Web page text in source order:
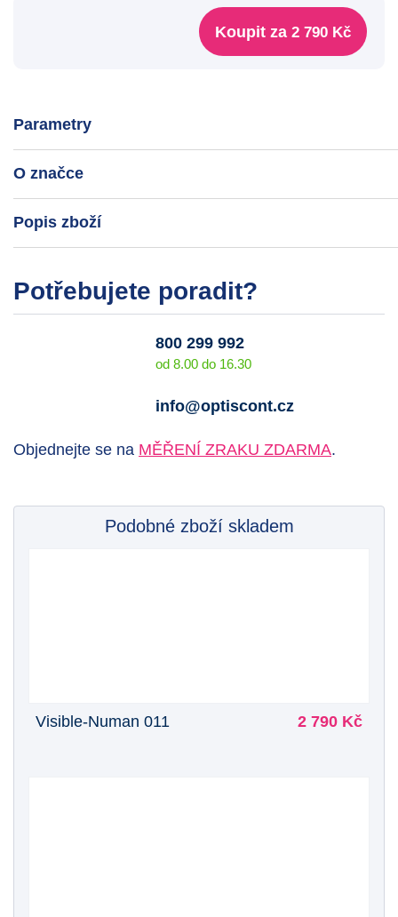
Koupit za 2 790 Kč
Parametry
O značce
Popis zboží
Potřebujete poradit?
800 299 992
od 8.00 do 16.30
info@optiscont.cz
Objednejte se na MĚŘENÍ ZRAKU ZDARMA.
Podobné zboží skladem
Visible-Numan 011 2 790 Kč